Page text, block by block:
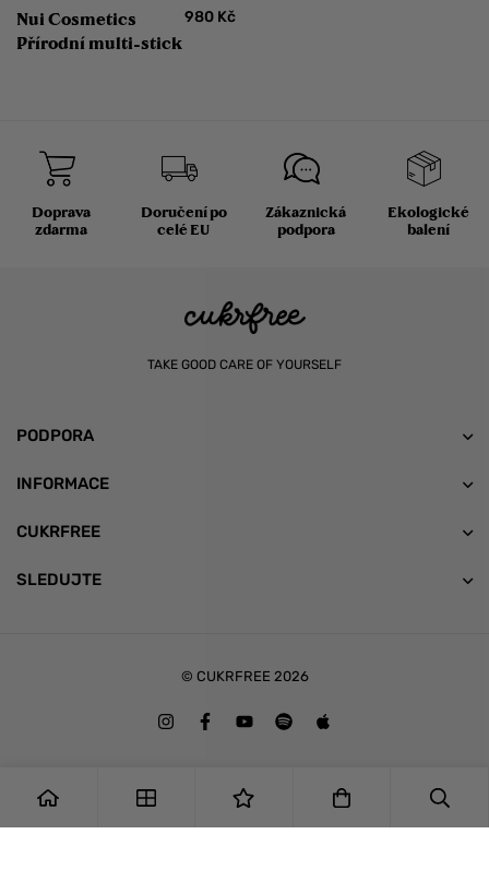
Nui Cosmetics
Přírodní multi-stick
980 Kč
Doprava
zdarma
Doručení po
celé EU
Zákaznická
podpora
Ekologické
balení
TAKE GOOD CARE OF YOURSELF
PODPORA
INFORMACE
CUKRFREE
SLEDUJTE
© CUKRFREE 2026